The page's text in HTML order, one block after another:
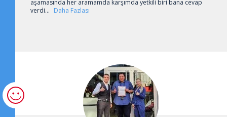
aşamasında her aramamda karşımda yetkili biri bana cevap
verdi... Daha Fazlası